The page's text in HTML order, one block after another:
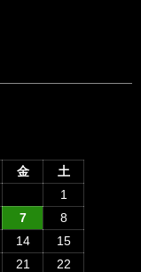
金
土
1
7
8
14
15
21
22